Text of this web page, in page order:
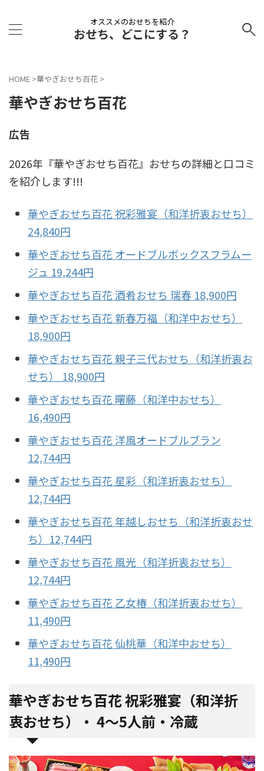
オススメのおせちを紹介
おせち、どこにする？
HOME >華やぎおせち百花 >
華やぎおせち百花
広告
2026年『華やぎおせち百花』おせちの詳細と口コミ
を紹介します!!!
華やぎおせち百花 祝彩雅宴（和洋折衷おせち）
24,840円
華やぎおせち百花 オードブルボックスフラムー
ジュ 19,244円
華やぎおせち百花 酒肴おせち 瑞春 18,900円
華やぎおせち百花 新春万福（和洋中おせち）
18,900円
華やぎおせち百花 親子三代おせち（和洋折衷お
せち） 18,900円
華やぎおせち百花 曙藤（和洋中おせち）
16,490円
華やぎおせち百花 洋風オードブルブラン
12,744円
華やぎおせち百花 星彩（和洋折衷おせち）
12,744円
華やぎおせち百花 年越しおせち（和洋折衷おせ
ち）12,744円
華やぎおせち百花 風光（和洋折衷おせち）
12,744円
華やぎおせち百花 乙女椿（和洋折衷おせち）
11,490円
華やぎおせち百花 仙桃華（和洋中おせち）
11,490円
華やぎおせち百花 祝彩雅宴（和洋折
衷おせち）・ 4～5人前・冷蔵